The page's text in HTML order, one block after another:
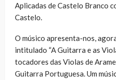
Aplicadas de Castelo Branco
Castelo.
O músico apresenta-nos,
intitulado “A Guitarra e as
tocadores das Violas de
Guitarra Portuguesa. Um